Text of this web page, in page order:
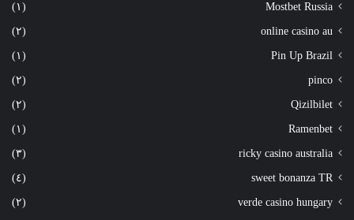
Mostbet Russia (١)
online casino au (٢)
Pin Up Brazil (١)
pinco (٢)
Qizilbilet (٢)
Ramenbet (١)
ricky casino australia (٣)
sweet bonanza TR (٤)
verde casino hungary (٢)